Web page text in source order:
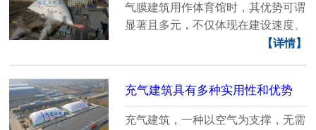
气膜建筑用作体育馆时，其优势可谓
显著且多元，不仅体现在建设速度、
【详情】
充气建筑具有多种实用性和优势
充气建筑，一种以空气为支撑，无需